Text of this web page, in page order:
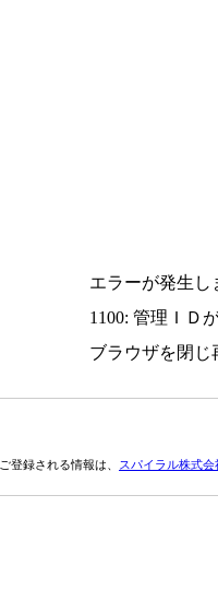
エラーが発生し
1100: 管理ＩＤ
ブラウザを閉じ
ご登録される情報は、 スパイラル株式会